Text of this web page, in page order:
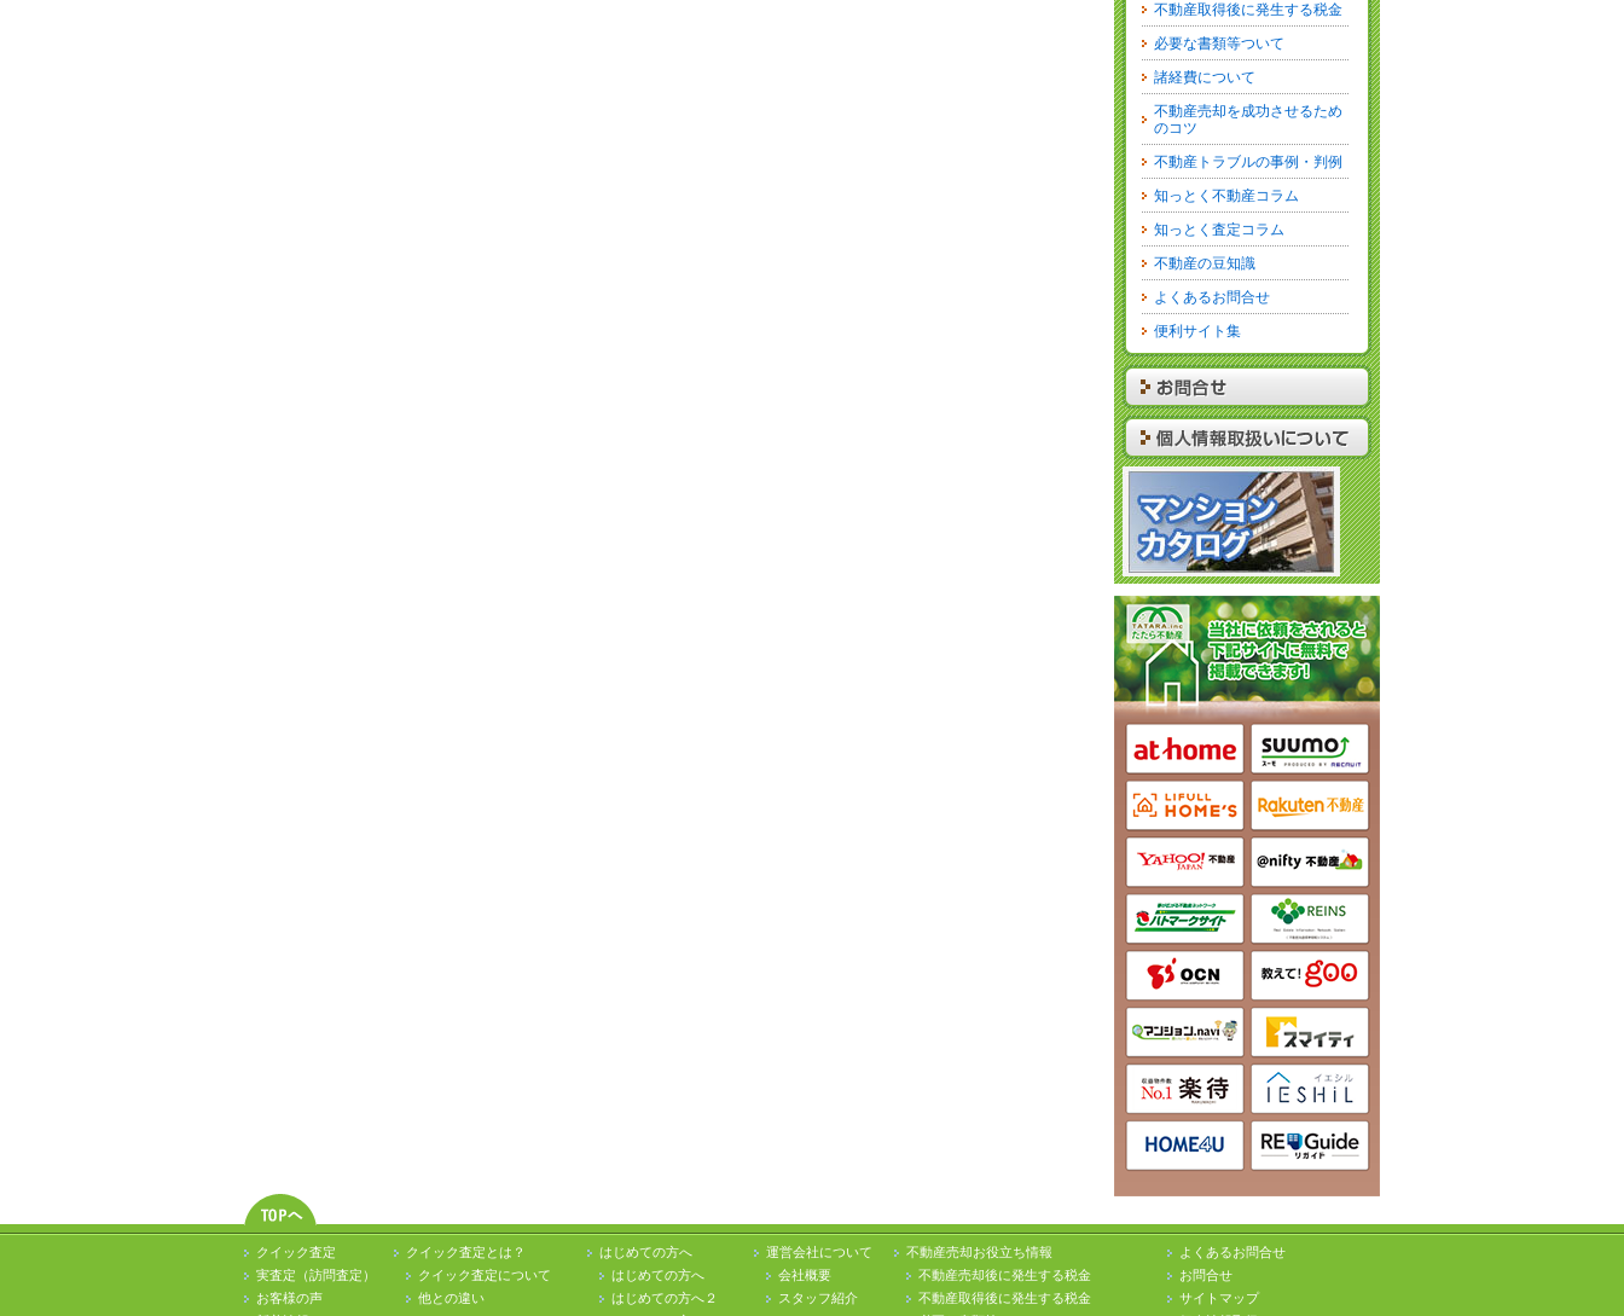
不動産取得後に発生する税金
必要な書類等ついて
諸経費について
不動産売却を成功させるため
のコツ
不動産トラブルの事例・判例
知っとく不動産コラム
知っとく査定コラム
不動産の豆知識
よくあるお問合せ
便利サイト集
クイック査定
実査定（訪問査定）
お客様の声
クイック査定とは？
クイック査定について
他との違い
はじめての方へ
はじめての方へ
はじめての方へ２
運営会社について
会社概要
スタッフ紹介
不動産売却お役立ち情報
不動産売却後に発生する税金
不動産取得後に発生する税金
よくあるお問合せ
お問合せ
サイトマップ